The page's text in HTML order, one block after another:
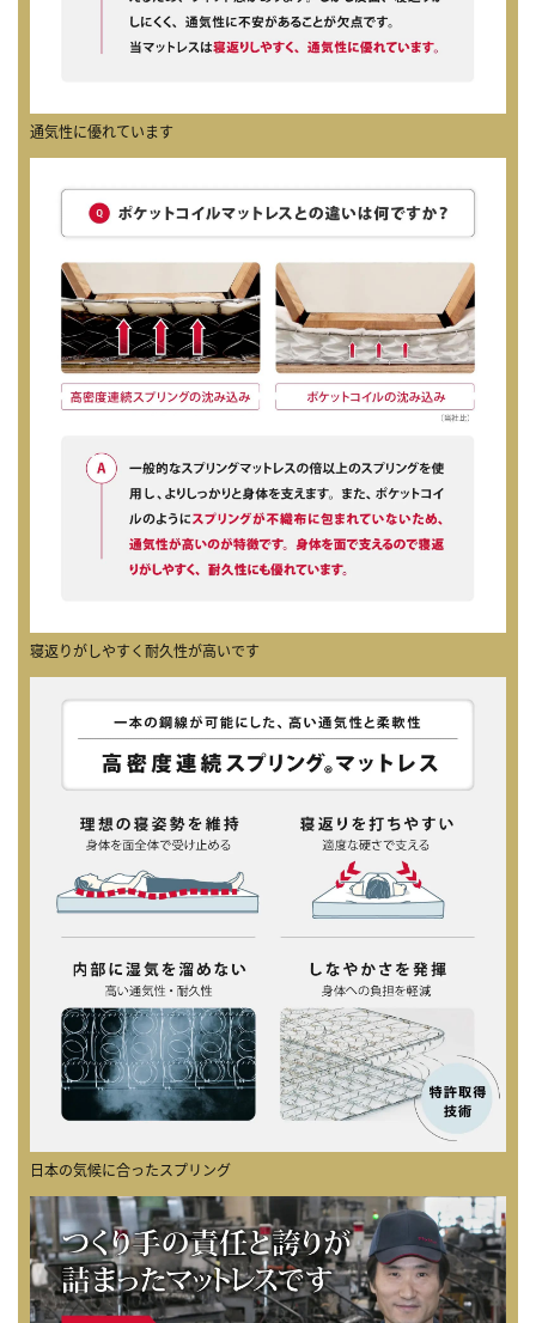
通気性に優れています
寝返りがしやすく耐久性が高いです
日本の気候に合ったスプリング